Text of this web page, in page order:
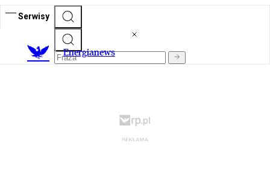
Serwisy
Energianews